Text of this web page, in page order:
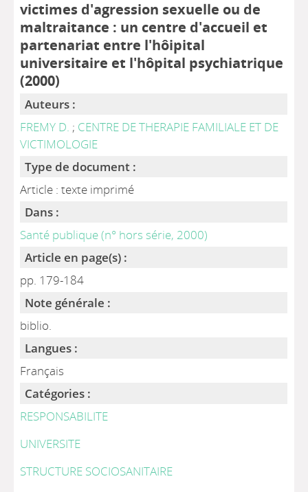
victimes d'agression sexuelle ou de
maltraitance : un centre d'accueil et
partenariat entre l'hôipital
universitaire et l'hôpital psychiatrique
(2000)
Auteurs :
FREMY D. ; CENTRE DE THERAPIE FAMILIALE ET DE
VICTIMOLOGIE
Type de document :
Article : texte imprimé
Dans :
Santé publique (n° hors série, 2000)
Article en page(s) :
pp. 179-184
Note générale :
biblio.
Langues :
Français
Catégories :
RESPONSABILITE
UNIVERSITE
STRUCTURE SOCIOSANITAIRE